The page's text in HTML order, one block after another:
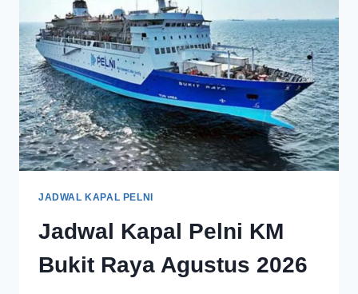
JADWAL KAPAL PELNI
Jadwal Kapal Pelni KM
Bukit Raya Agustus 2026